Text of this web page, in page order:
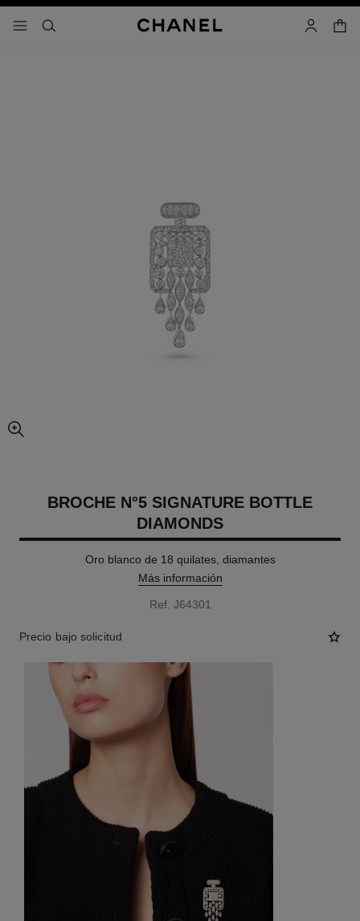
- navegación principal
buscar cuenta
imagen agrandada
BROCHE N°5 SIGNATURE BOTTLE
DIAMONDS
Oro blanco de 18 quilates, diamantes
Más información
Ref. J64301
Precio bajo solicitud